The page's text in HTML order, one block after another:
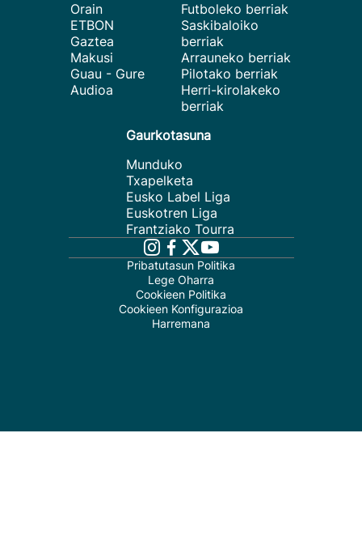
Orain
ETBON
Gaztea
Makusi
Guau - Gure
Audioa
Futboleko berriak
Saskibaloiko
berriak
Arrauneko berriak
Pilotako berriak
Herri-kirolakeko
berriak
Gaurkotasuna
Munduko
Txapelketa
Eusko Label Liga
Euskotren Liga
Frantziako Tourra
Pribatutasun Politika
Lege Oharra
Cookieen Politika
Cookieen Konfigurazioa
Harremana